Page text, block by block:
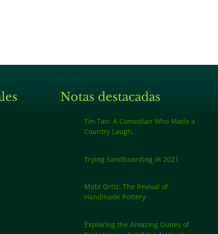
Notas destacadas
Tin-Tan: A Comedian Who Made a
Country Laugh.
Trying Sandboarding in 2021
Mata Ortiz: The Revival of
Handmade Pottery
Exploring the Amazing Dunes of